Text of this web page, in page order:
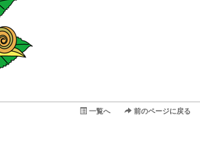
一覧へ 前のページに戻る